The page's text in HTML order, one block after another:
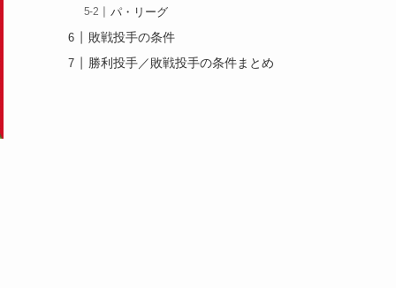
パ・リーグ
敗戦投手の条件
勝利投手／敗戦投手の条件まとめ